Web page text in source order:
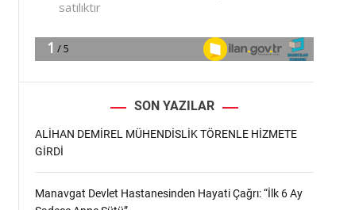
SON YAZILAR
ALİHAN DEMİREL MÜHENDİSLİK TÖRENLE HİZMETE
GİRDİ
Manavgat Devlet Hastanesinden Hayati Çağrı: “İlk 6 Ay